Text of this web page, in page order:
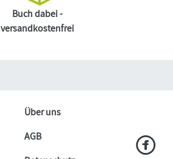
Buch dabei -
versandkostenfrei
Über uns
AGB